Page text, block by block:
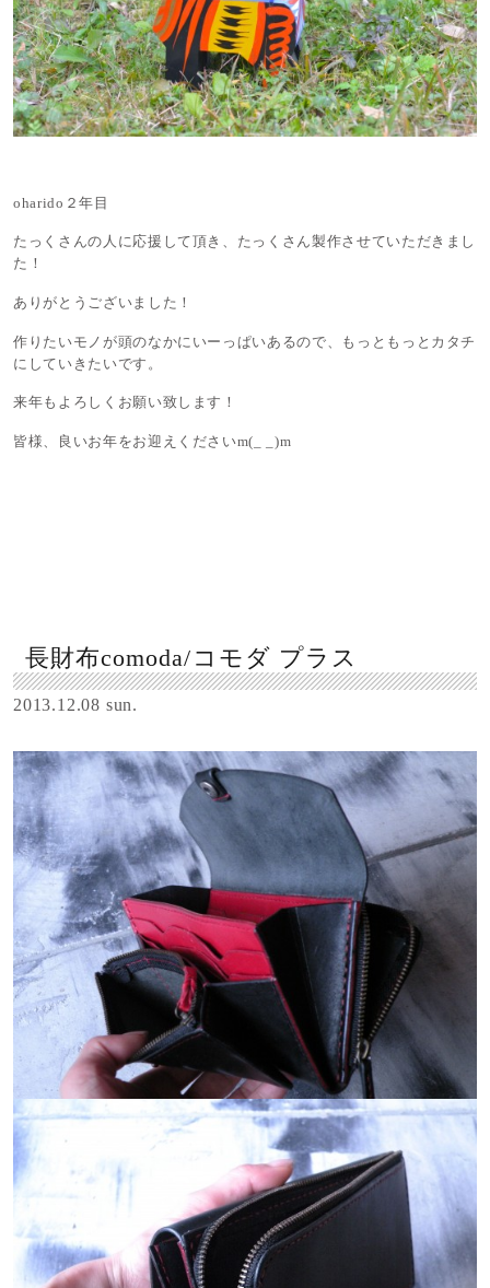
oharido２年目
たっくさんの人に応援して頂き、たっくさん製作させていただきまし
た！
ありがとうございました！
作りたいモノが頭のなかにいーっぱいあるので、もっともっとカタチ
にしていきたいです。
来年もよろしくお願い致します！
皆様、良いお年をお迎えくださいm(_ _)m
長財布comoda/コモダ プラス
2013.12.08 sun.